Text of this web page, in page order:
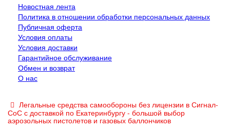
Новостная лента
Политика в отношении обработки персональных данных
Публичная оферта
Условия оплаты
Условия доставки
Гарантийное обслуживание
Обмен и возврат
О нас
Легальные средства самообороны без лицензии в Сигнал-
СоС с доставкой по Екатеринбургу - большой выбор
аэрозольных пистолетов и газовых баллончиков